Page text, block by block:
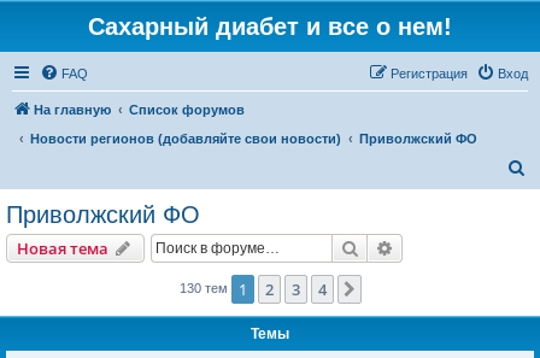
Сахарный диабет и все о нем!
FAQ Вход
Регистрация
На главную
Список форумов
Новости регионов (добавляйте свои новости)
Приволжский ФО
Приволжский ФО
Новая тема Поиск
130 тем 1 2 3 4
Темы